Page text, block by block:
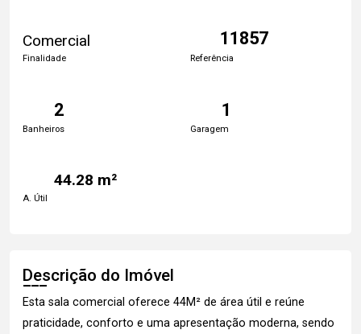
Comercial
Finalidade
11857
Referência
2
Banheiros
1
Garagem
44.28 m²
A. Útil
Descrição do Imóvel
Esta sala comercial oferece 44M² de área útil e reúne
praticidade, conforto e uma apresentação moderna, sendo